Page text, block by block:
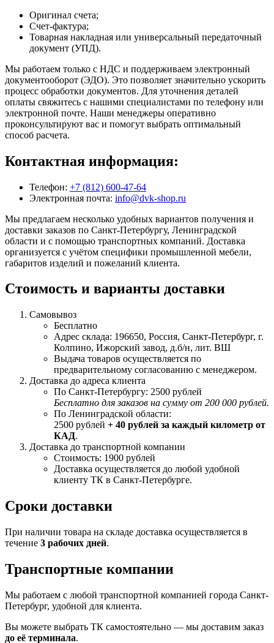
Оригинал счета;
Счет-фактура;
Товарная накладная или универсальный передаточный
документ (УПД).
Мы работаем только с НДС и поддерживаем электронный
документооборот (ЭДО). Это позволяет значительно ускорить
процесс обработки документов. Для уточнения деталей
оплаты свяжитесь с нашими специалистами по телефону или
электронной почте. Наши менеджеры оперативно
проконсультируют вас и помогут выбрать оптимальный
способ расчета.
Контактная информация:
Телефон: +7 (812) 600-47-64
Электронная почта: info@dvk-shop.ru
Мы предлагаем несколько удобных вариантов получения и
доставки заказов по Санкт-Петербургу, Ленинградской
области и с помощью транспортных компаний. Доставка
организуется с учётом специфики промышленной мебели,
габаритов изделий и пожеланий клиента.
Стоимость и варианты доставки
Самовывоз
Бесплатно
Адрес склада: 196650, Россия, Санкт-Петербург, г.
Колпино, Ижорский завод, д.б/н, лит. ВШ
Выдача товаров осуществляется по
предварительному согласованию с менеджером.
Доставка до адреса клиента
По Санкт-Петербургу: 2500 рублей
Бесплатно для заказов на сумму от 200 000 рублей.
По Ленинградской области:
2500 рублей + 40 рублей за каждый километр от
КАД.
Доставка до транспортной компании
Стоимость: 1900 рублей
Доставка осуществляется до любой удобной
клиенту ТК в Санкт-Петербурге.
Сроки доставки
При наличии товара на складе доставка осуществляется в
течение 3 рабочих дней.
Транспортные компании
Мы работаем с любой транспортной компанией города Санкт-
Петербург, удобной для клиента.
Вы можете выбрать ТК самостоятельно — мы доставим заказ
до её терминала.